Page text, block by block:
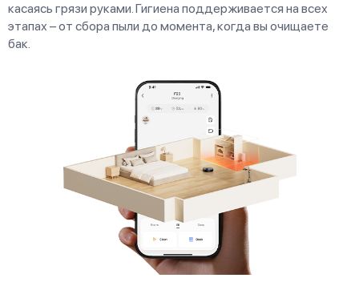
касаясь грязи руками. Гигиена поддерживается на всех
этапах – от сбора пыли до момента, когда вы очищаете
бак.